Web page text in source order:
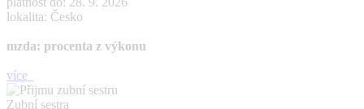
lokalita: Česko
mzda: procenta z výkonu
více
Zubní sestra